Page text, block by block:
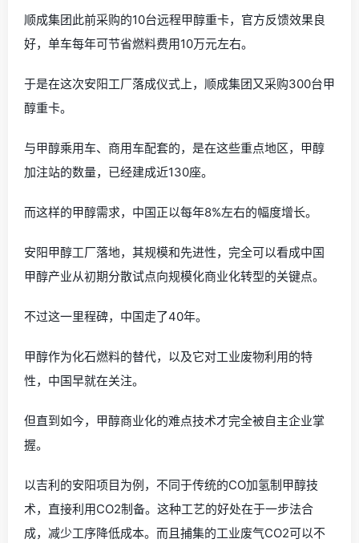
顺成集团此前采购的10台远程甲醇重卡，官方反馈效果良
好，单车每年可节省燃料费用10万元左右。
于是在这次安阳工厂落成仪式上，顺成集团又采购300台甲
醇重卡。
与甲醇乘用车、商用车配套的，是在这些重点地区，甲醇
加注站的数量，已经建成近130座。
而这样的甲醇需求，中国正以每年8%左右的幅度增长。
安阳甲醇工厂落地，其规模和先进性，完全可以看成中国
甲醇产业从初期分散试点向规模化商业化转型的关键点。
不过这一里程碑，中国走了40年。
甲醇作为化石燃料的替代，以及它对工业废物利用的特
性，中国早就在关注。
但直到如今，甲醇商业化的难点技术才完全被自主企业掌
握。
以吉利的安阳项目为例，不同于传统的CO加氢制甲醇技
术，直接利用CO2制备。这种工艺的好处在于一步法合
成，减少工序降低成本。而且捕集的工业废气CO2可以不